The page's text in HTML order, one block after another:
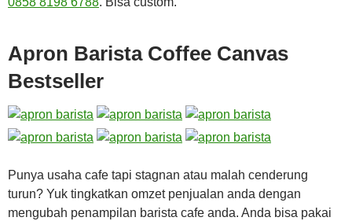
Apron Barista Coffee Canvas
Bestseller
Punya usaha cafe tapi stagnan atau malah cenderung
turun? Yuk tingkatkan omzet penjualan anda dengan
mengubah penampilan barista cafe anda. Anda bisa pakai